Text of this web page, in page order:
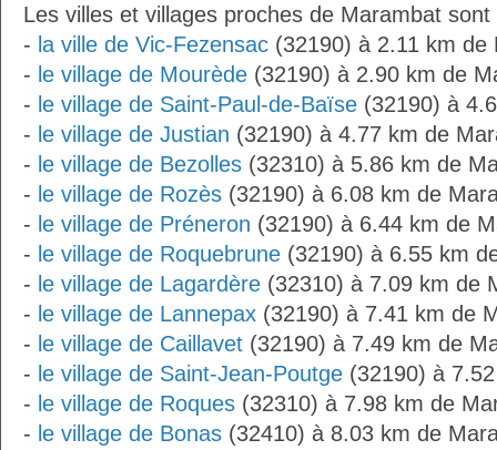
Les villes et villages proches de Marambat sont
- la ville de Vic-Fezensac (32190) à 2.11 km de
- le village de Mourède (32190) à 2.90 km de
- le village de Saint-Paul-de-Baïse (32190) à
- le village de Justian (32190) à 4.77 km de
- le village de Bezolles (32310) à 5.86 km de
- le village de Rozès (32190) à 6.08 km de
- le village de Préneron (32190) à 6.44 km de
- le village de Roquebrune (32190) à 6.55 km
- le village de Lagardère (32310) à 7.09 km de
- le village de Lannepax (32190) à 7.41 km de
- le village de Caillavet (32190) à 7.49 km de
- le village de Saint-Jean-Poutge (32190) à
- le village de Roques (32310) à 7.98 km de
- le village de Bonas (32410) à 8.03 km de